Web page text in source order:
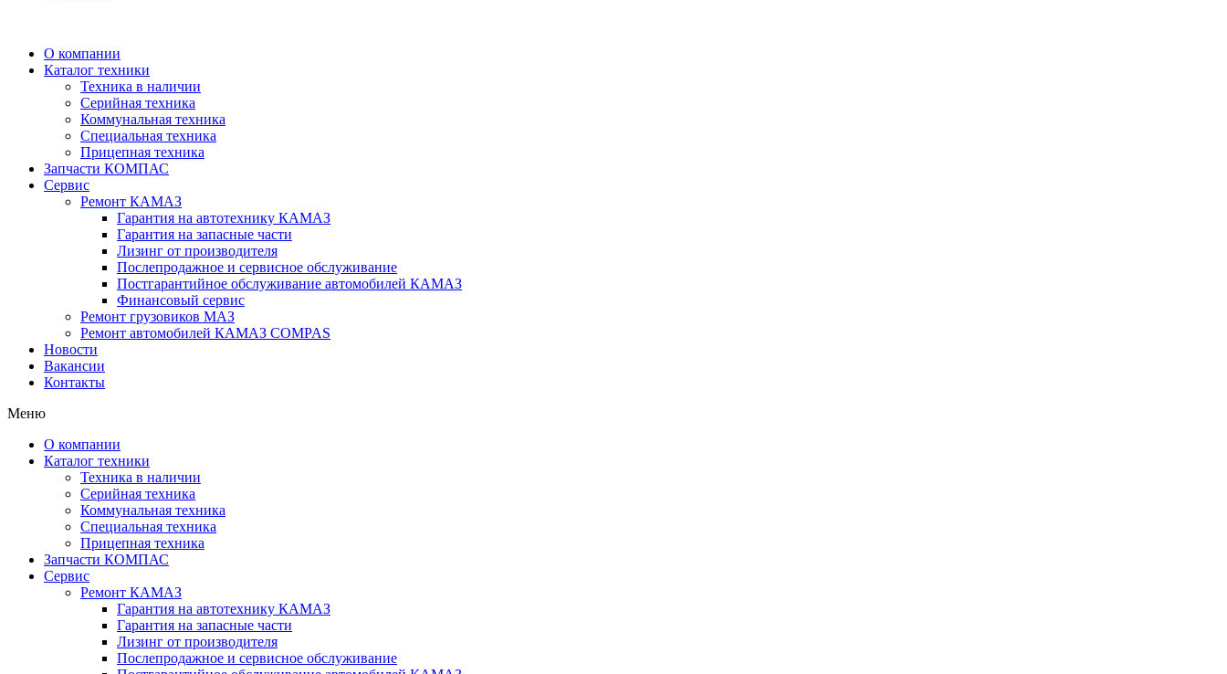
О компании
Каталог техники
Техника в наличии
Серийная техника
Коммунальная техника
Специальная техника
Прицепная техника
Запчасти КОМПАС
Сервис
Ремонт КАМАЗ
Гарантия на автотехнику КАМАЗ
Гарантия на запасные части
Лизинг от производителя
Послепродажное и сервисное обслуживание
Постгарантийное обслуживание автомобилей КАМАЗ
Финансовый сервис
Ремонт грузовиков МАЗ
Ремонт автомобилей КАМАЗ COMPAS
Новости
Вакансии
Контакты
Меню
О компании
Каталог техники
Техника в наличии
Серийная техника
Коммунальная техника
Специальная техника
Прицепная техника
Запчасти КОМПАС
Сервис
Ремонт КАМАЗ
Гарантия на автотехнику КАМАЗ
Гарантия на запасные части
Лизинг от производителя
Послепродажное и сервисное обслуживание